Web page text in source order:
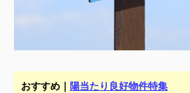
おすすめ｜ 陽当たり良好物件特集